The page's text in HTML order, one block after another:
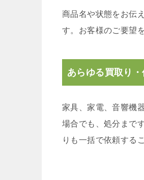
商品名や状態をお伝
す。お客様のご要望
あらゆる買取り
家具、家電、音響機
場合でも、処分まで
りも一括で依頼する